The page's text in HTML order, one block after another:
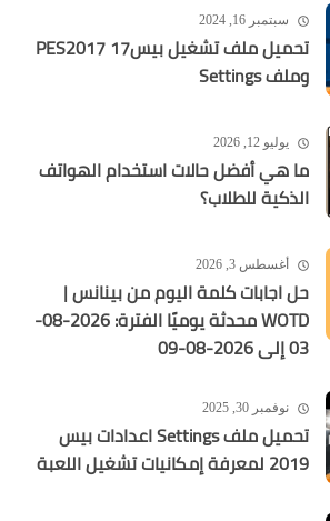
سبتمبر 16, 2024
تحميل ملف تشغيل بيس17 PES2017
وملف Settings
يوليو 12, 2026
ما هي أفضل حالات استخدام الهواتف
الذكية للطلاب؟
أغسطس 3, 2026
حل اجابات كلمة اليوم من بينانس |
WOTD محدثة يوميًا الفترة: 2026-08-
03 إلى 2026-08-09
نوفمبر 30, 2025
تحميل ملف Settings اعدادات بيس
2019 لمعرفة إمكانيات تشغيل اللعبة